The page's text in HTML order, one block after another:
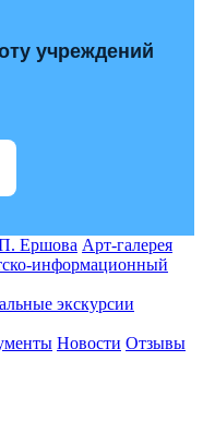
учреждений
Ершова Арт-галерея
информационный
экскурсии
Новости Отзывы